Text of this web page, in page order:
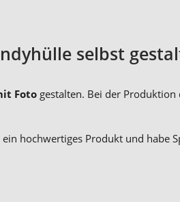
selbst
Foto gestalten. Bei der
hochwertiges Produkt und habe